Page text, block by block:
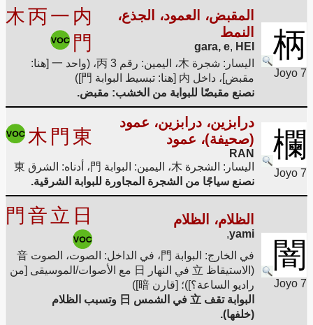
柄
Joyo 7
المقبض، العمود، الجذع،
النمط
gara, e, HEI
木丙一 内
門
اليسار: شجرة 木، اليمين: رقم 3 丙، (واحد 一 [هنا:
مقبض]، داخل 内 [هنا: تبسيط البوابة 門])
نصنع مقبضًا للبوابة من الخشب: مقبض.
欄
Joyo 7
درابزين، درابزين، عمود
(صحيفة)، عمود
RAN
木 門 東
اليسار: الشجرة 木، اليمين: البوابة 門، أدناه: الشرق 東
نصنع سياجًا من الشجرة المجاورة للبوابة الشرقية.
闇
Joyo 7
الظلام، الظلام
yami
,
門 音立 日
في الخارج: البوابة 門، في الداخل: الصوت، الصوت 音
(الاستيقاظ 立 في النهار 日 مع الأصوات/الموسيقى [من
راديو الساعة؟])؛ [قارن 暗])
البوابة تقف 立 في الشمس 日 وتسبب الظلام
(خلفها).